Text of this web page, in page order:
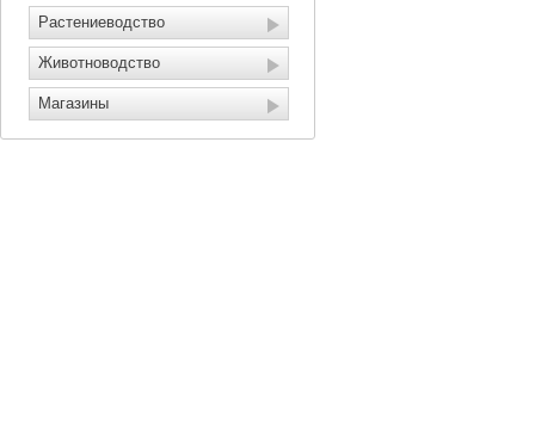
Растениеводство
Животноводство
Магазины